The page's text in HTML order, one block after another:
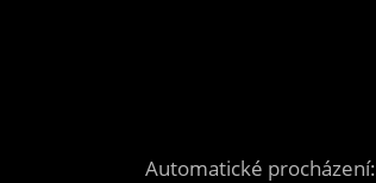
Automatické procházení: